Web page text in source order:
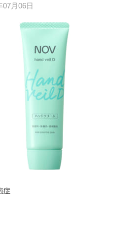
07月06日
症